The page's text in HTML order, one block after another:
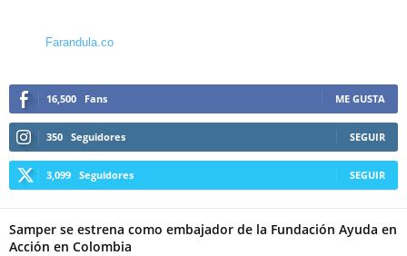
Farandula.co
16,500 Fans ME GUSTA
350 Seguidores SEGUIR
3,099 Seguidores SEGUIR
Samper se estrena como embajador de la Fundación Ayuda en
Acción en Colombia